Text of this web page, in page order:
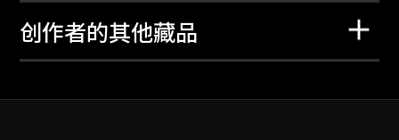
创作者的其他藏品